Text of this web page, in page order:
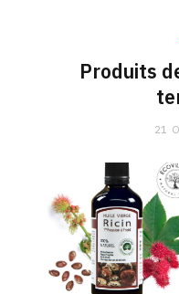
Produits
21